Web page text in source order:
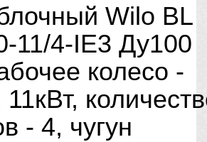
Wilo BL
11/4-IE3 Ду100
колесо -
- 4, чугун